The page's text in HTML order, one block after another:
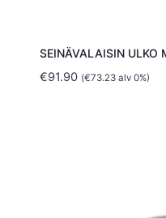
SEINÄVALAISIN ULKO
€91.90 (€73.23alv 0%)